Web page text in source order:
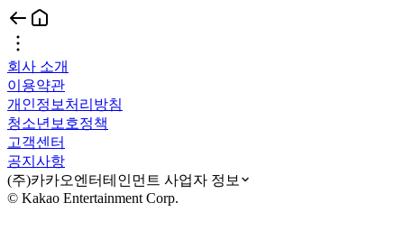
회사 소개
이용약관
개인정보처리방침
청소년보호정책
고객센터
공지사항
(주)카카오엔터테인먼트 사업자 정보
© Kakao Entertainment Corp.